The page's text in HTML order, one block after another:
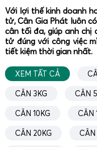
nhấn giữ nút hiệu
màn hình hoặc
Kiểm tra lại:Sau
chuẩn để đảm bảo
tránh sai số trong quá
Hướng dẫn sửa
Với lợi thế kinh doanh
tử, Cân Gia Phát luôn
cân tối đa, giúp anh chị
tử đúng với công việc
tiết kiệm thời gian nhất.
XEM TẤT CẢ
CÂN 3KG CÂN
CÂN 10KG CÂN
CÂN 20KG CÂN